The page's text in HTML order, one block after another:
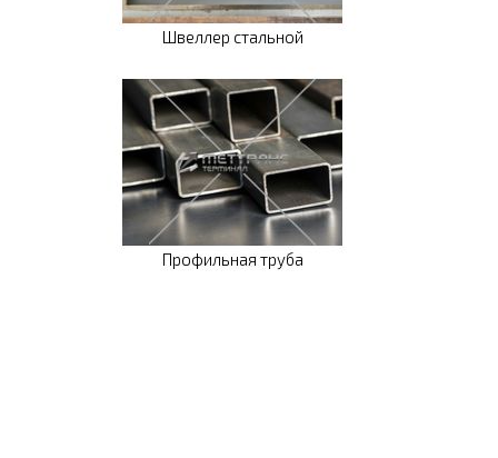
Швеллер стальной
Профильная труба